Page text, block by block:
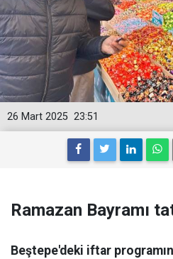
23:51
26 Mart 2025
Ramazan Bayramı
Beştepe'deki iftar